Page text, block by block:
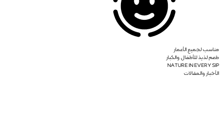
مناسب لجميع الأعمار
طعم لذيذ للأطفال والكبار
NATURE IN EVERY SIP
الأخبار والمقالات